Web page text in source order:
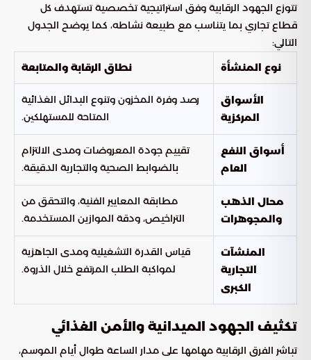
تتوزع الجهود الرقابية وفق استراتيجية تخصصية تستهدف كل
قطاع تجاري بما يتناسب مع طبيعة نشاطه، كما يوضح الجدول
التالي:
نوع المنشأة
نطاق الرقابة والمتابعة
الأسواق
المركزية
رصد وفرة المخزون وتنوع البدائل الغذائية
المتاحة للمستهلكين.
أسواق النفع
العام
تقييم جودة المعروضات ومدى الالتزام
بالضوابط الصحية والتجارية الدقيقة.
محال الذهب
والمجوهرات
مطابقة المعايير الفنية، والتحقق من
التراخيص، ودقة الموازين المستخدمة.
المنشآت
التجارية
الكبرى
قياس القدرة التشغيلية ومدى الجاهزية
لمواكبة الطلب المرتفع خلال الذروة.
تكثيف الجهود الميدانية والأمن الغذائي
تباشر الفرق الرقابية مهامها على مدار الساعة طوال أيام الموسم،